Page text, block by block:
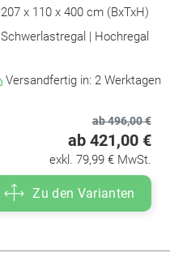
207 x 110 x 400 cm (BxTxH)
Schwerlastregal | Hochregal
Versandfertig in: 2 Werktagen
ab 496,00 €
ab 421,00 €
exkl. 79,99 € MwSt.
Zu den Varianten